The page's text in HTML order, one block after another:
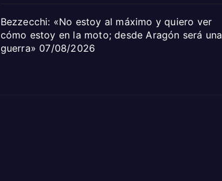
Bezzecchi: «No estoy al máximo y quiero ver
cómo estoy en la moto; desde Aragón será una
guerra» 07/08/2026